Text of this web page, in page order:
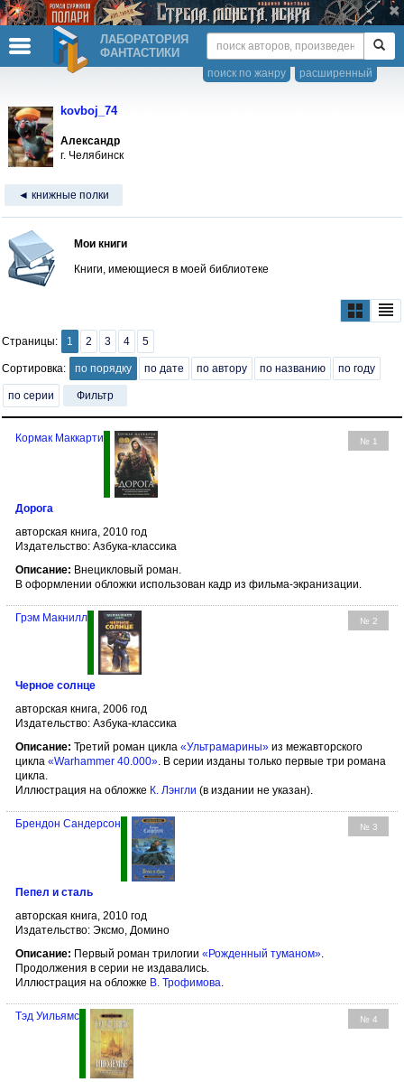
ЛАБОРАТОРИЯ
ФАНТАСТИКИ
расширенный
поиск по жанру
kovboj_74
Александр
г. Челябинск
◄ книжные полки
Мои книги
Книги, имеющиеся в моей библиотеке
Страницы: 1 2 3 4 5
Сортировка: по порядку по дате по автору по названию по году
по серии Фильтр
№ 1
Кормак Маккарти
Дорога
авторская книга, 2010 год
Издательство: Азбука-классика
Описание: Внецикловый роман.
В оформлении обложки использован кадр из фильма-экранизации.
№ 2
Грэм Макнилл
Черное солнце
авторская книга, 2006 год
Издательство: Азбука-классика
Описание: Третий роман цикла «Ультрамарины» из межавторского
цикла «Warhammer 40.000» . В серии изданы только первые три романа
цикла.
Иллюстрация на обложке К. Лэнгли (в издании не указан).
№ 3
Брендон Сандерсон
Пепел и сталь
авторская книга, 2010 год
Издательство: Эксмо, Домино
Описание: Первый роман трилогии «Рожденный туманом»
Продолжения в серии не издавались.
Иллюстрация на обложке В. Трофимова
№ 4
Тэд Уильямс